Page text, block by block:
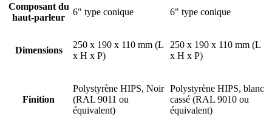
Composant du
haut-parleur
6" type conique 6" type conique
Dimensions
250 x 190 x 110 mm (L
x H x P)
250 x 190 x 110 mm (L
x H x P)
Finition
Polystyrène HIPS, Noir
(RAL 9011 ou
équivalent)
Polystyrène HIPS, blanc
cassé (RAL 9010 ou
équivalent)